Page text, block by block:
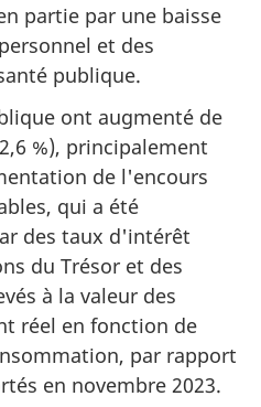
partie par une baisse
et des
publique.
ont augmenté de
%), principalement
de l'encours
qui a été
des taux d'intérêt
du Trésor et des
à la valeur des
réel en fonction de
par rapport
en novembre 2023.